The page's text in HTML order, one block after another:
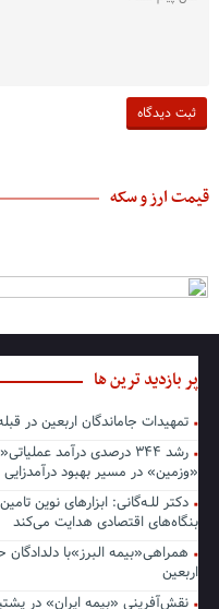
قیمت ارز و سکه
پر بازدید ترین ها
تمهیدات جاماندگان اربعین در قبله
رشد ۳۴۴ درصدی درآمد
«وزمین» در مسیر بهبود درآمدزایی
دکتر للـه‌گانی: ابزارهای نوین
بنگاه‌های اقتصادی هدایت می‌کند
همراهی«بیمه البرز»با
اربعین
نقش‌آفرینی «بیمه ایران» در